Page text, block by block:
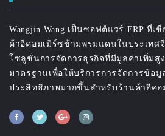
Wangjin Wang เป็นซอฟต์แวร์ ERP ที่
ค้าอีคอมเมิร์ซข้ามพรมแดนในประเทศ
โซลูชั่นการจัดการธุรกิจที่มีมูลค่าเพิ่มสู
มาตรฐานเพื่อให้บริการการจัดการข้อ
ประสิทธิภาพมากขึ้นสำหรับร้านค้าอีคอ